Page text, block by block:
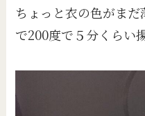
ちょっと衣の色がま
で200度で５分くらい